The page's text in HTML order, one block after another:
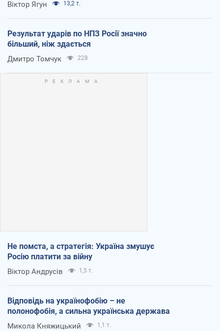
Віктор Ягун 13,2 т.
Результат ударів по НПЗ Росії значно
більший, ніж здається
Дмитро Томчук 228
Не помста, а стратегія: Україна змушує
Росію платити за війну
Віктор Андрусів 1,5 т.
Відповідь на українофобію – не
полонофобія, а сильна українська держава
Микола Княжицький 1,1 т.